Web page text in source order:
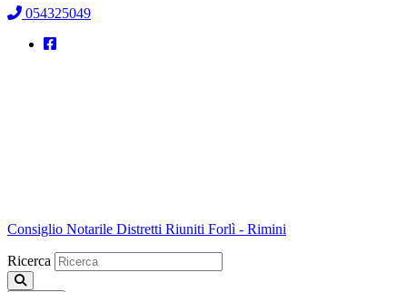
054325049
Consiglio Notarile Distretti Riuniti Forlì - Rimini
Ricerca